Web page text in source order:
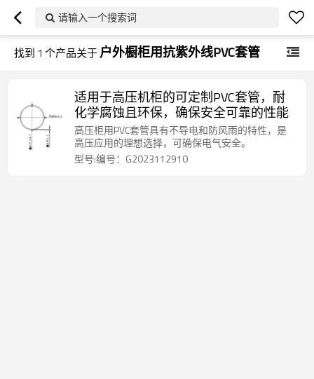
请输入一个搜索词
找到 1 个产品关于户外橱柜用抗紫外线PVC套管
适用于高压机柜的可定制PVC套管，耐
化学腐蚀且环保，确保安全可靠的性能
高压柜用PVC套管具有不导电和防风雨的特性，是
高压应用的理想选择，可确保电气安全。
型号:编号：G2023112910